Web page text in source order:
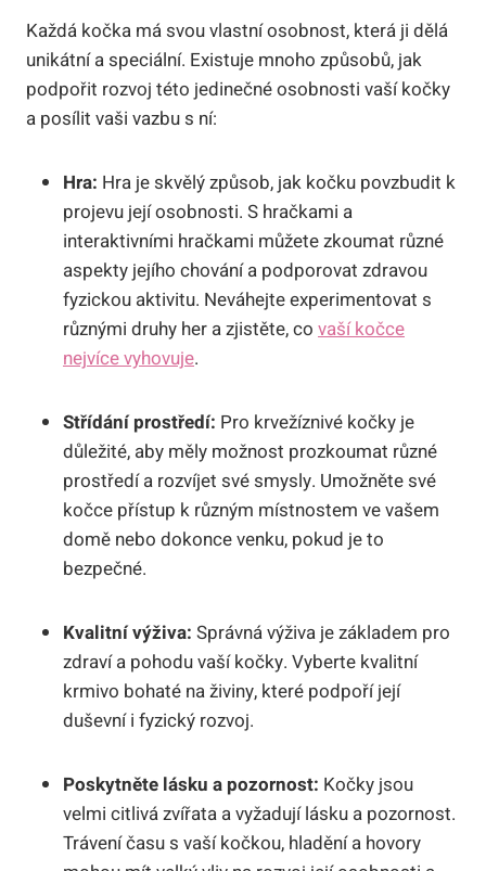
Každá kočka má svou vlastní osobnost, která ji dělá
unikátní a speciální. Existuje mnoho způsobů, jak
podpořit rozvoj této jedinečné osobnosti vaší kočky
a posílit vaši vazbu s ní:
Hra: Hra je skvělý způsob, jak kočku povzbudit k
projevu její osobnosti. S hračkami a
interaktivními hračkami můžete zkoumat různé
aspekty jejího chování a podporovat zdravou
fyzickou aktivitu. Neváhejte experimentovat s
různými druhy her a zjistěte, co vaší kočce
nejvíce vyhovuje.
Střídání prostředí: Pro krvežíznivé kočky je
důležité, aby měly možnost prozkoumat různé
prostředí a rozvíjet své smysly. Umožněte své
kočce přístup k různým místnostem ve vašem
domě nebo dokonce venku, pokud je to
bezpečné.
Kvalitní výživa: Správná výživa je základem pro
zdraví a pohodu vaší kočky. Vyberte kvalitní
krmivo bohaté na živiny, které podpoří její
duševní i fyzický rozvoj.
Poskytněte lásku a pozornost: Kočky jsou
velmi citlivá zvířata a vyžadují lásku a pozornost.
Trávení času s vaší kočkou, hladění a hovory